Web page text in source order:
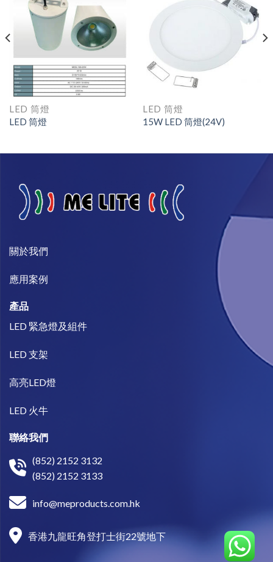
LED 筒燈
LED 筒燈
LED 筒燈
15W LED 筒燈(24V)
關於我們​
​應用案例
產品
LED 緊急燈及組件
LED 支架
高亮LED燈
LED 火牛
聯絡我們
(852) 2152 3132
(852) 2152 3133
info@meproducts.com.hk
香港九龍旺角登打士街22號地下